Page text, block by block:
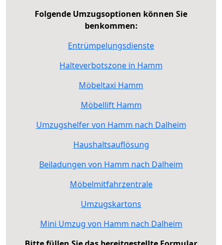
Folgende Umzugsoptionen können Sie
benkommen:
Entrümpelungsdienste
Halteverbotszone in Hamm
Möbeltaxi Hamm
Möbellift Hamm
Umzugshelfer von Hamm nach Dalheim
Haushaltsauflösung
Beiladungen von Hamm nach Dalheim
Möbelmitfahrzentrale
Umzugskartons
Mini Umzug von Hamm nach Dalheim